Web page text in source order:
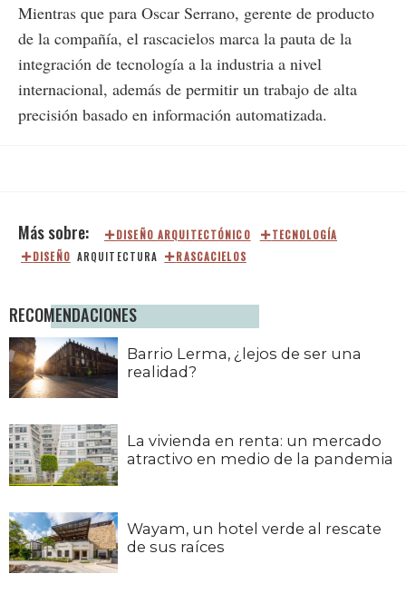
Mientras que para Oscar Serrano, gerente de producto
de la compañía, el rascacielos marca la pauta de la
integración de tecnología a la industria a nivel
internacional, además de permitir un trabajo de alta
precisión basado en información automatizada.
DISEÑO ARQUITECTÓNICO
TECNOLOGÍA
DISEÑO ARQUITECTURA RASCACIELOS
RECOMENDACIONES
Barrio Lerma, ¿lejos de ser una
realidad?
La vivienda en renta: un mercado
atractivo en medio de la pandemia
Wayam, un hotel verde al rescate
de sus raíces